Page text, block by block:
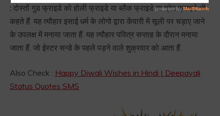
: दोस्तों गुड फ्राइडे को होली फ्राइडे या ब्लैक फ्राइडे या ग्रेट फ्राइडे भी
कहते हैं. यह त्यौहार इसाई धर्म के लोगो द्वारा केंवारी में सूली पर चड़ाए जाने
के उपलक्ष में मनाया जाता हैं. यह त्यौहार पवित्र सप्ताह के दौरान मनाया
जाता हैं. जो ईस्टर सन्डे के पहले पड़ने वाले शुक्रवार को आता हैं.
Also Check : Happy Diwali Wishes in Hindi | Deepavali
Status Quotes SMS